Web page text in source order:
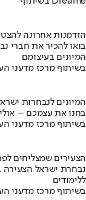
הזדמנות אחרונה
בואו להכיר את חברי
המיונים בעיצומם
בשיתוף מרכז מדעני
המיונים לנבחרות
בחנו את עצמכם –
בשיתוף מרכז מדעני
הצעירים שמצליחים
נבחרת ישראל
ללימודים
בשיתוף מרכז מדעני